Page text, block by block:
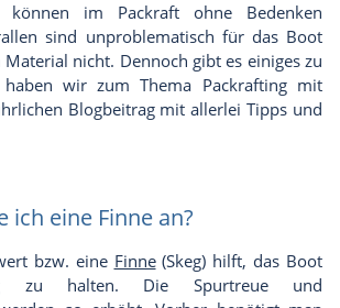
können im Packraft ohne Bedenken
sind unproblematisch für das Boot
nicht. Dennoch gibt es einiges zu
haben wir zum Thema Packrafting mit
Blogbeitragmit allerlei Tipps und
ich eine Finne an?
bzw. eine Finne(Skeg) hilft, das Boot
zu halten. Die Spurtreue und